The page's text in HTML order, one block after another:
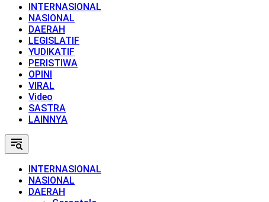
INTERNASIONAL
NASIONAL
DAERAH
LEGISLATIF
YUDIKATIF
PERISTIWA
OPINI
VIRAL
Video
SASTRA
LAINNYA
INTERNASIONAL
NASIONAL
DAERAH